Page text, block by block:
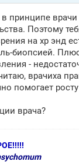
принципе врачи
Поэтому
на хр энд
биопсией.
-
врачиха
помогает
врача?